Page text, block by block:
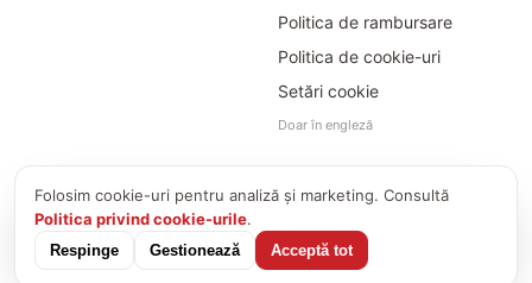
Politica de rambursare
Politica de cookie-uri
Setări cookie
Doar în engleză
© 2026
Time Card Calculator · PayForSay s. r. o.
info@timecardcalculator.app
Folosim cookie-uri pentru analiză și marketing. Consultă
Politica privind cookie-urile.
Respinge Gestionează Acceptă tot